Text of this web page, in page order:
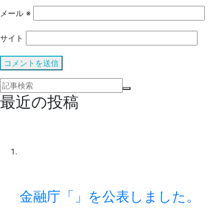
メール ※
サイト
最近の投稿
金融庁「」を公表しました。